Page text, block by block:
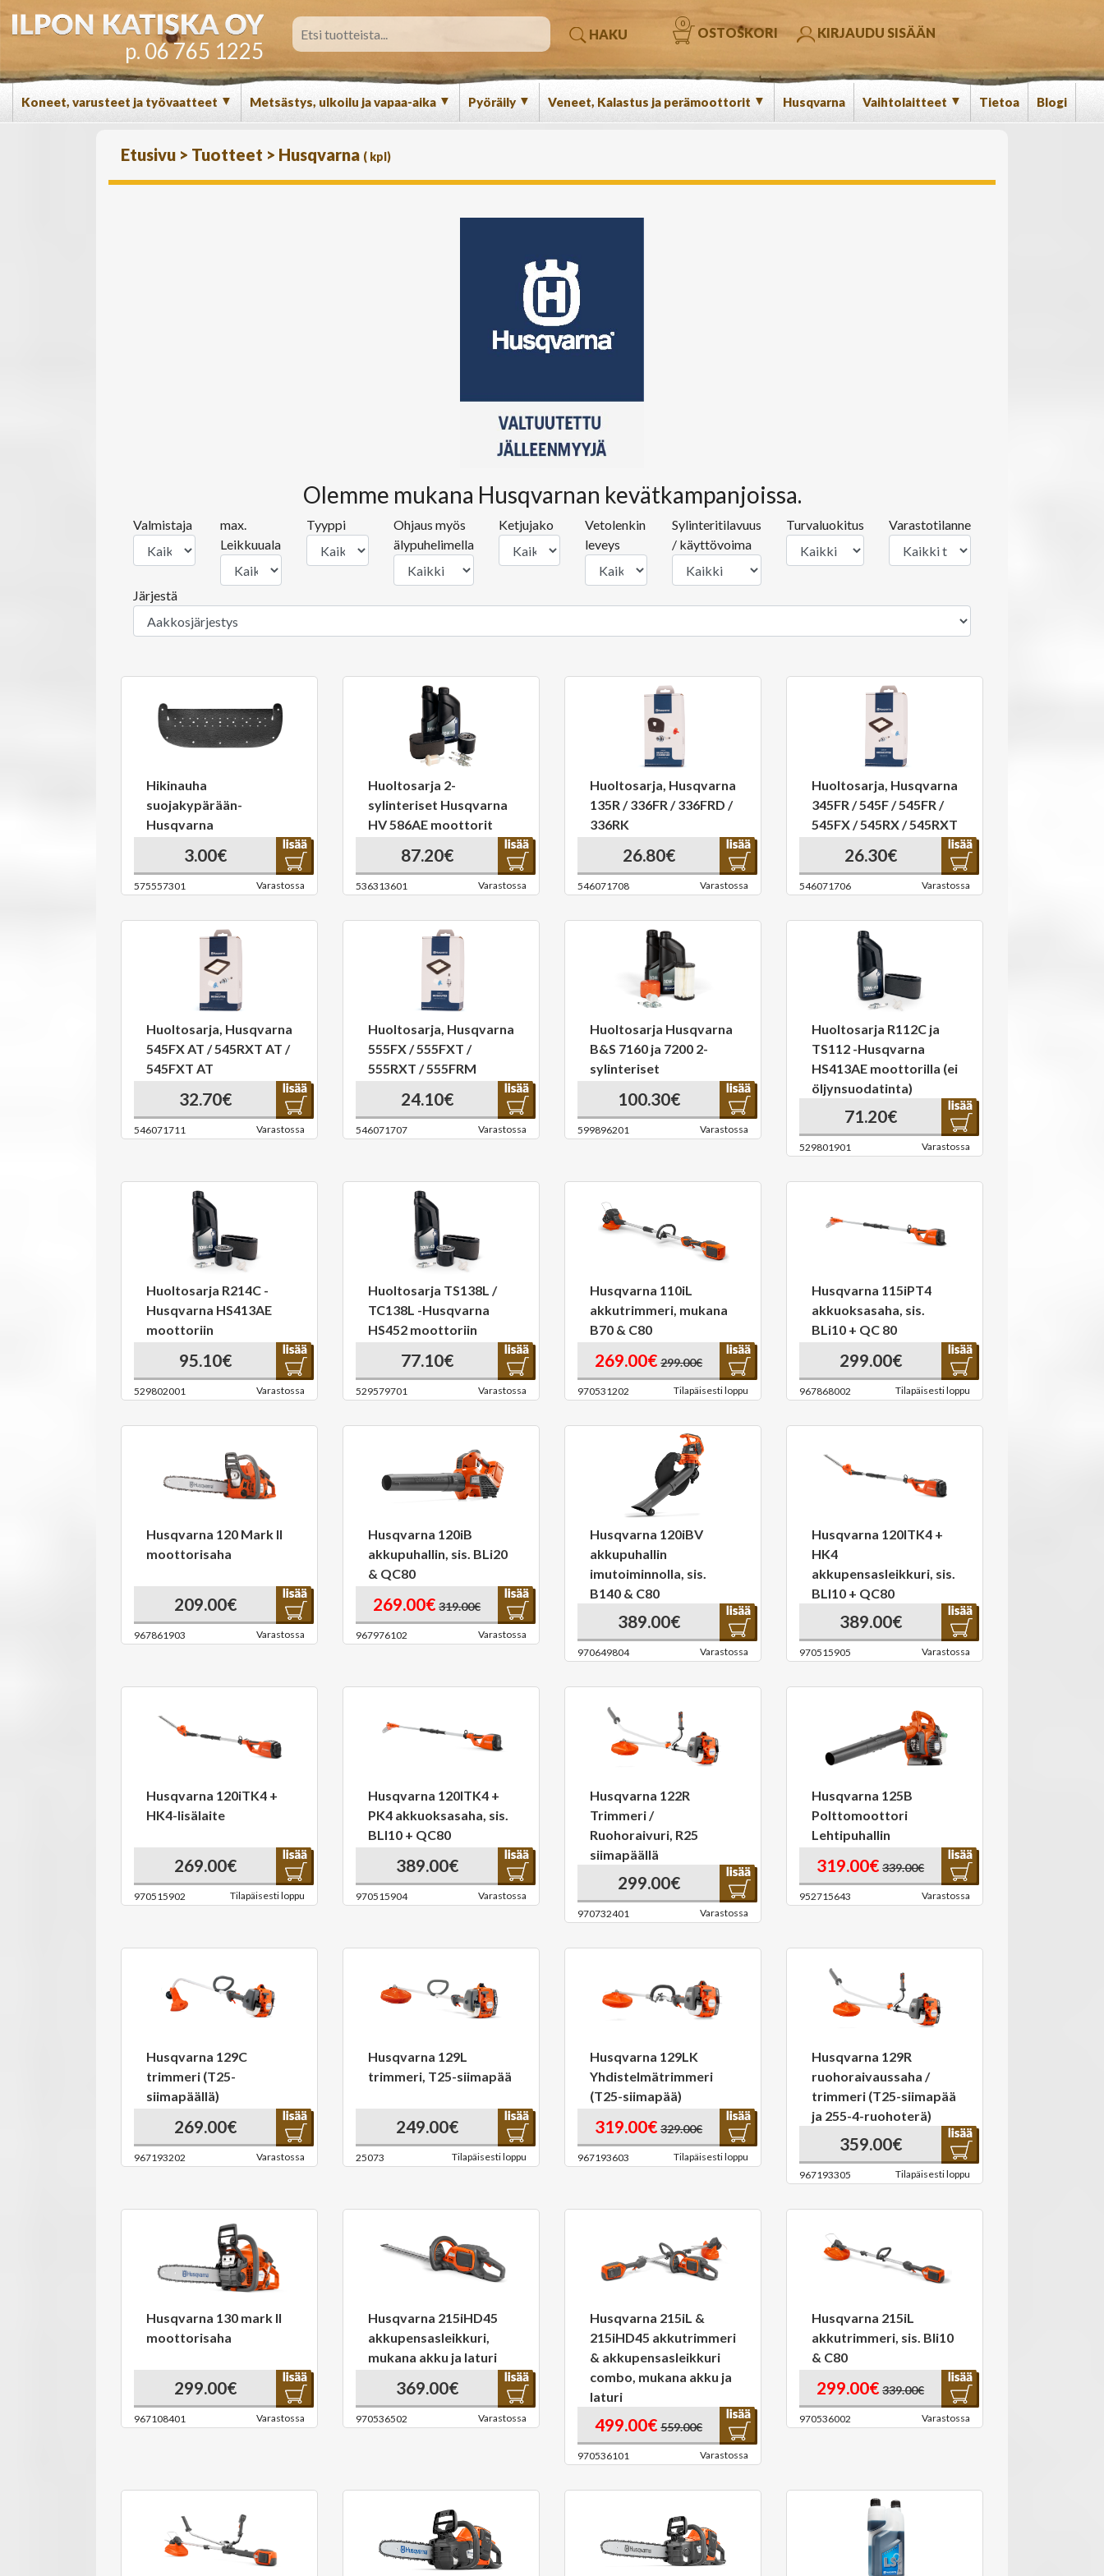
p. 06 765 1225
HAKU OSTOSKORI
0
KIRJAUDU SISÄÄN
Koneet, varusteet ja työvaatteet ▼ Metsästys, ulkoilu ja vapaa-aika ▼ Pyöräily ▼ Veneet, Kalastus ja perämoottorit ▼ Husqvarna Vaihtolaitteet ▼ Tietoa Blogi
Etusivu > Tuotteet > Husqvarna ( kpl)
Olemme mukana Husqvarnan kevätkampanjoissa.
Valmistaja
max.
Leikkuuala
Tyyppi
Ohjaus myös
älypuhelimella
Ketjujako
Vetolenkin
leveys
Sylinteritilavuus
/ käyttövoima
Turvaluokitus Varastotilanne
Järjestä
Hikinauha
suojakypärään-
Husqvarna
3.00€
575557301 Varastossa
Huoltosarja 2-
sylinteriset Husqvarna
HV 586AE moottorit
87.20€
536313601 Varastossa
Huoltosarja, Husqvarna
135R / 336FR / 336FRD /
336RK
26.80€
546071708 Varastossa
Huoltosarja, Husqvarna
345FR / 545F / 545FR /
545FX / 545RX / 545RXT
26.30€
546071706 Varastossa
Huoltosarja, Husqvarna
545FX AT / 545RXT AT /
545FXT AT
32.70€
546071711 Varastossa
Huoltosarja, Husqvarna
555FX / 555FXT /
555RXT / 555FRM
24.10€
546071707 Varastossa
Huoltosarja Husqvarna
B&S 7160 ja 7200 2-
sylinteriset
100.30€
599896201 Varastossa
Huoltosarja R112C ja
TS112 -Husqvarna
HS413AE moottorilla (ei
öljynsuodatinta)
71.20€
529801901 Varastossa
Huoltosarja R214C -
Husqvarna HS413AE
moottoriin
95.10€
529802001 Varastossa
Huoltosarja TS138L /
TC138L -Husqvarna
HS452 moottoriin
77.10€
529579701 Varastossa
Husqvarna 110iL
akkutrimmeri, mukana
B70 & C80
269.00€ 299.00€
970531202 Tilapäisesti loppu
Husqvarna 115iPT4
akkuoksasaha, sis.
BLi10 + QC 80
299.00€
967868002 Tilapäisesti loppu
Husqvarna 120 Mark II
moottorisaha
209.00€
967861903 Varastossa
Husqvarna 120iB
akkupuhallin, sis. BLi20
& QC80
269.00€ 319.00€
967976102 Varastossa
Husqvarna 120iBV
akkupuhallin
imutoiminnolla, sis.
B140 & C80
389.00€
970649804 Varastossa
Husqvarna 120ITK4 +
HK4
akkupensasleikkuri, sis.
BLI10 + QC80
389.00€
970515905 Varastossa
Husqvarna 120iTK4 +
HK4-lisälaite
269.00€
970515902 Tilapäisesti loppu
Husqvarna 120ITK4 +
PK4 akkuoksasaha, sis.
BLI10 + QC80
389.00€
970515904 Varastossa
Husqvarna 122R
Trimmeri /
Ruohoraivuri, R25
siimapäällä
299.00€
970732401 Varastossa
Husqvarna 125B
Polttomoottori
Lehtipuhallin
319.00€ 339.00€
952715643 Varastossa
Husqvarna 129C
trimmeri (T25-
siimapäällä)
269.00€
967193202 Varastossa
Husqvarna 129L
trimmeri, T25-siimapää
249.00€
25073 Tilapäisesti loppu
Husqvarna 129LK
Yhdistelmätrimmeri
(T25-siimapää)
319.00€ 329.00€
967193603 Tilapäisesti loppu
Husqvarna 129R
ruohoraivaussaha /
trimmeri (T25-siimapää
ja 255-4-ruohoterä)
359.00€
967193305 Tilapäisesti loppu
Husqvarna 130 mark II
moottorisaha
299.00€
967108401 Varastossa
Husqvarna 215iHD45
akkupensasleikkuri,
mukana akku ja laturi
369.00€
970536502 Varastossa
Husqvarna 215iL &
215iHD45 akkutrimmeri
& akkupensasleikkuri
combo, mukana akku ja
laturi
499.00€ 559.00€
970536101 Varastossa
Husqvarna 215iL
akkutrimmeri, sis. Bli10
& C80
299.00€ 339.00€
970536002 Varastossa